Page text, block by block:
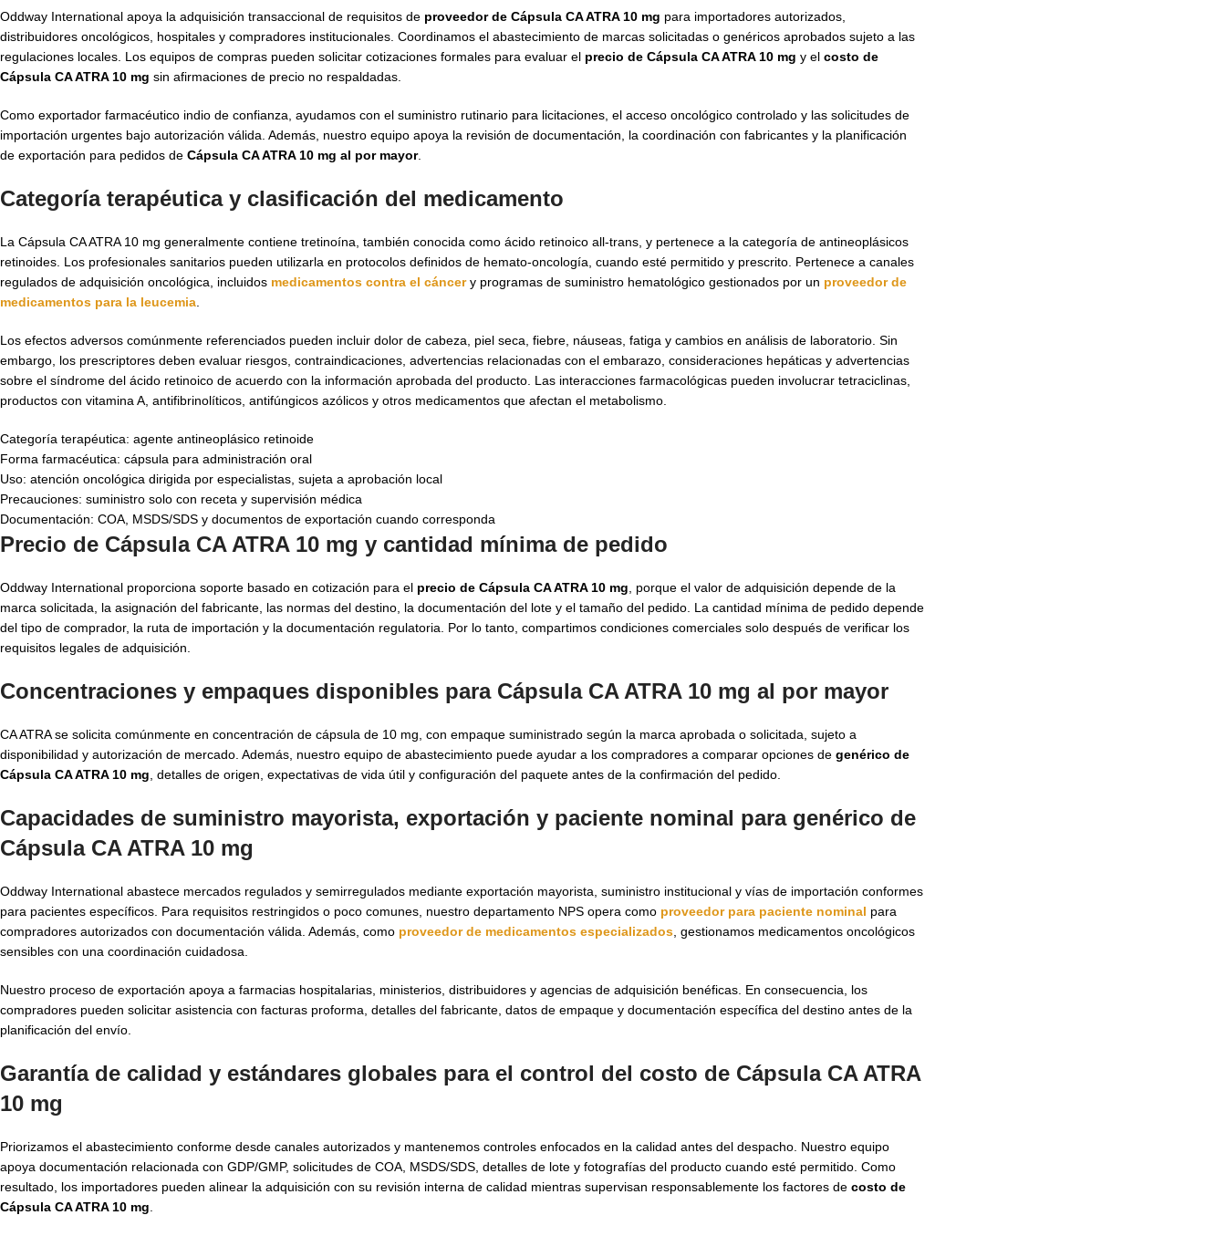
Oddway International apoya la adquisición transaccional de requisitos de proveedor de Cápsula CA ATRA 10 mg para importadores autorizados,
distribuidores oncológicos, hospitales y compradores institucionales. Coordinamos el abastecimiento de marcas solicitadas o genéricos aprobados sujeto a las
regulaciones locales. Los equipos de compras pueden solicitar cotizaciones formales para evaluar el precio de Cápsula CA ATRA 10 mg y el costo de
Cápsula CA ATRA 10 mg sin afirmaciones de precio no respaldadas.
Como exportador farmacéutico indio de confianza, ayudamos con el suministro rutinario para licitaciones, el acceso oncológico controlado y las solicitudes de
importación urgentes bajo autorización válida. Además, nuestro equipo apoya la revisión de documentación, la coordinación con fabricantes y la planificación
de exportación para pedidos de Cápsula CA ATRA 10 mg al por mayor.
Categoría terapéutica y clasificación del medicamento
La Cápsula CA ATRA 10 mg generalmente contiene tretinoína, también conocida como ácido retinoico all-trans, y pertenece a la categoría de antineoplásicos
retinoides. Los profesionales sanitarios pueden utilizarla en protocolos definidos de hemato-oncología, cuando esté permitido y prescrito. Pertenece a canales
regulados de adquisición oncológica, incluidos medicamentos contra el cáncery programas de suministro hematológico gestionados por un proveedor de
medicamentos para la leucemia
Los efectos adversos comúnmente referenciados pueden incluir dolor de cabeza, piel seca, fiebre, náuseas, fatiga y cambios en análisis de laboratorio. Sin
embargo, los prescriptores deben evaluar riesgos, contraindicaciones, advertencias relacionadas con el embarazo, consideraciones hepáticas y advertencias
sobre el síndrome del ácido retinoico de acuerdo con la información aprobada del producto. Las interacciones farmacológicas pueden involucrar tetraciclinas,
productos con vitamina A, antifibrinolíticos, antifúngicos azólicos y otros medicamentos que afectan el metabolismo.
Categoría terapéutica: agente antineoplásico retinoide
Forma farmacéutica: cápsula para administración oral
Uso: atención oncológica dirigida por especialistas, sujeta a aprobación local
Precauciones: suministro solo con receta y supervisión médica
Documentación: COA, MSDS/SDS y documentos de exportación cuando corresponda
Precio de Cápsula CA ATRA 10 mg y cantidad mínima de pedido
Oddway International proporciona soporte basado en cotización para el precio de Cápsula CA ATRA 10 mg , porque el valor de adquisición depende de la
marca solicitada, la asignación del fabricante, las normas del destino, la documentación del lote y el tamaño del pedido. La cantidad mínima de pedido depende
del tipo de comprador, la ruta de importación y la documentación regulatoria. Por lo tanto, compartimos condiciones comerciales solo después de verificar los
requisitos legales de adquisición.
Concentraciones y empaques disponibles para Cápsula CA ATRA 10 mg al por mayor
CA ATRA se solicita comúnmente en concentración de cápsula de 10 mg, con empaque suministrado según la marca aprobada o solicitada, sujeto a
disponibilidad y autorización de mercado. Además, nuestro equipo de abastecimiento puede ayudar a los compradores a comparar opciones de genérico de
Cápsula CA ATRA 10 mg , detalles de origen, expectativas de vida útil y configuración del paquete antes de la confirmación del pedido.
Capacidades de suministro mayorista, exportación y paciente nominal para genérico de
Cápsula CA ATRA 10 mg
Oddway International abastece mercados regulados y semirregulados mediante exportación mayorista, suministro institucional y vías de importación conformes
para pacientes específicos. Para requisitos restringidos o poco comunes, nuestro departamento NPS opera como proveedor para paciente nominal para
compradores autorizados con documentación válida. Además, como proveedor de medicamentos especializados , gestionamos medicamentos oncológicos
sensibles con una coordinación cuidadosa.
Nuestro proceso de exportación apoya a farmacias hospitalarias, ministerios, distribuidores y agencias de adquisición benéficas. En consecuencia, los
compradores pueden solicitar asistencia con facturas proforma, detalles del fabricante, datos de empaque y documentación específica del destino antes de la
planificación del envío.
Garantía de calidad y estándares globales para el control del costo de Cápsula CA ATRA
10 mg
Priorizamos el abastecimiento conforme desde canales autorizados y mantenemos controles enfocados en la calidad antes del despacho. Nuestro equipo
apoya documentación relacionada con GDP/GMP, solicitudes de COA, MSDS/SDS, detalles de lote y fotografías del producto cuando esté permitido. Como
resultado, los importadores pueden alinear la adquisición con su revisión interna de calidad mientras supervisan responsablemente los factores de costo de
Cápsula CA ATRA 10 mg